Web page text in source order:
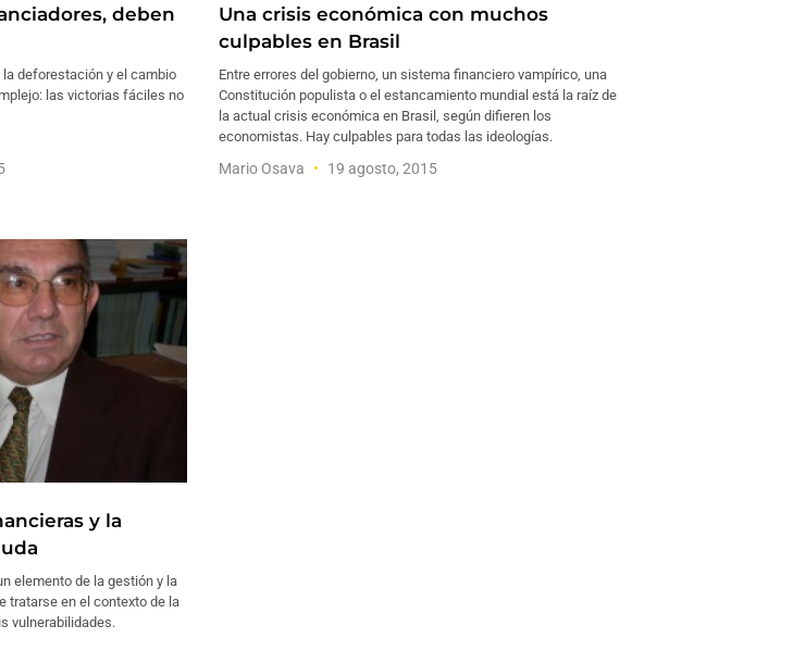
deben
deforestación y el cambio
las victorias fáciles no
Una crisis económica con muchos
culpables en Brasil
Entre errores del gobierno, un sistema financiero vampírico, una
Constitución populista o el estancamiento mundial está la raíz de
la actual crisis económica en Brasil, según difieren los
economistas. Hay culpables para todas las ideologías.
Mario Osava 19 agosto, 2015
y la
elemento de la gestión y la
tratarse en el contexto de la
vulnerabilidades.